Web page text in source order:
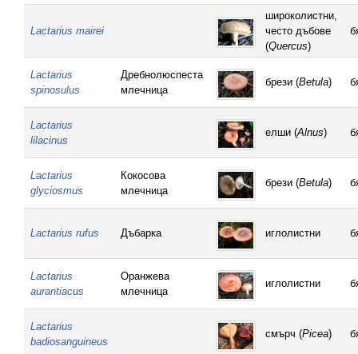
Lactarius mairei
широколистни,
често дъбове
(Quercus)
Lactarius
spinosulus
Дребнолюспеста
млечница
брези (Betula)
Lactarius
lilacinus
елши (Alnus)
Lactarius
glyciosmus
Кокосова
млечница
брези (Betula)
Lactarius rufus Дъбарка иглолистни
Lactarius
aurantiacus
Оранжева
млечница
иглолистни
Lactarius
badiosanguineus
смърч (Picea)